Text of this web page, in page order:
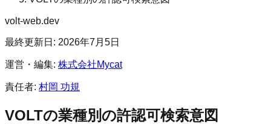
volt-web.dev
最終更新日: 2026年7月5日
運営・編集: 株式会社Mycat
責任者: 村岡 功規
VOLTの業種別の許認可検索意図